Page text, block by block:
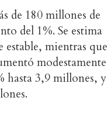
de 180 millones de
del 1%. Se estima
mientras que
modestamente
hasta 3,9 millones, y